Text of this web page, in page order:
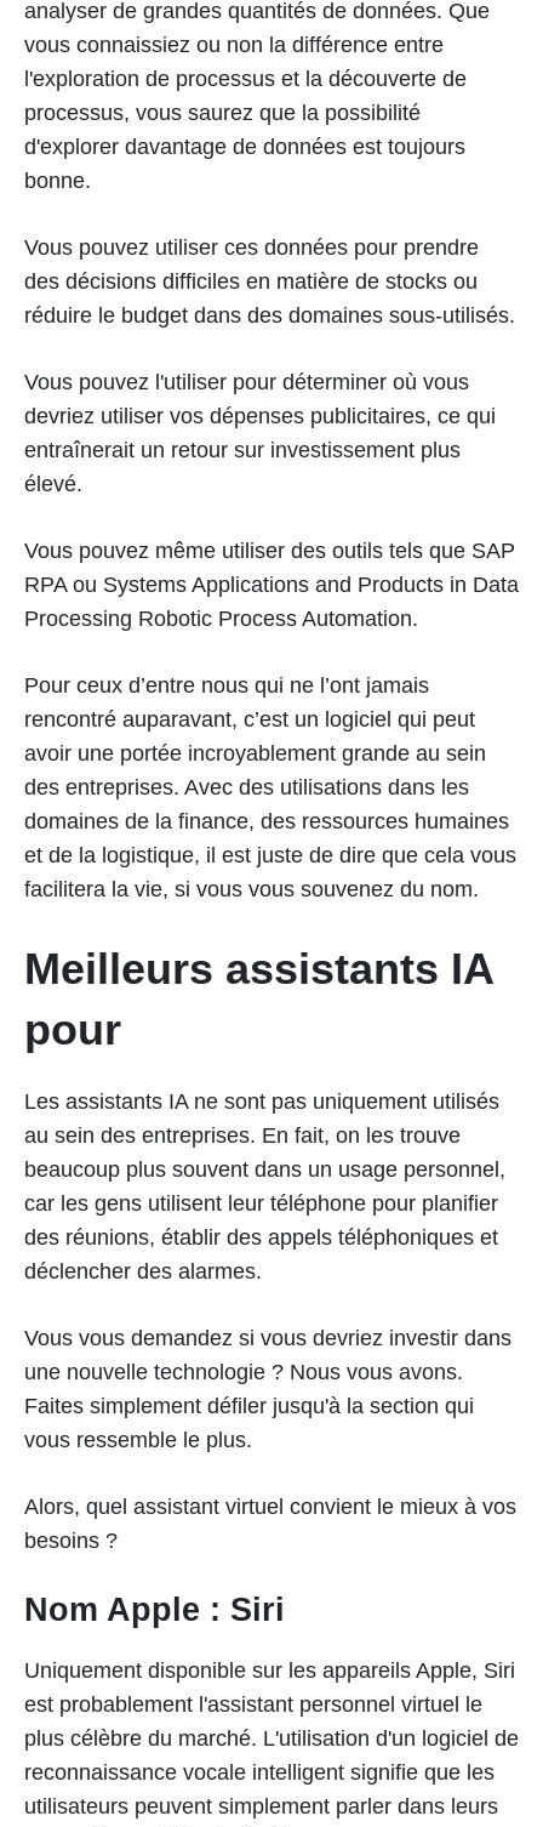
analyser de grandes quantités de données. Que
vous connaissiez ou non la différence entre
l'exploration de processus et la découverte de
processus, vous saurez que la possibilité
d'explorer davantage de données est toujours
bonne.
Vous pouvez utiliser ces données pour prendre
des décisions difficiles en matière de stocks ou
réduire le budget dans des domaines sous-utilisés.
Vous pouvez l'utiliser pour déterminer où vous
devriez utiliser vos dépenses publicitaires, ce qui
entraînerait un retour sur investissement plus
élevé.
Vous pouvez même utiliser des outils tels que SAP
RPA ou Systems Applications and Products in Data
Processing Robotic Process Automation.
Pour ceux d’entre nous qui ne l’ont jamais
rencontré auparavant, c’est un logiciel qui peut
avoir une portée incroyablement grande au sein
des entreprises. Avec des utilisations dans les
domaines de la finance, des ressources humaines
et de la logistique, il est juste de dire que cela vous
facilitera la vie, si vous vous souvenez du nom.
Meilleurs assistants IA
pour
Les assistants IA ne sont pas uniquement utilisés
au sein des entreprises. En fait, on les trouve
beaucoup plus souvent dans un usage personnel,
car les gens utilisent leur téléphone pour planifier
des réunions, établir des appels téléphoniques et
déclencher des alarmes.
Vous vous demandez si vous devriez investir dans
une nouvelle technologie ? Nous vous avons.
Faites simplement défiler jusqu'à la section qui
vous ressemble le plus.
Alors, quel assistant virtuel convient le mieux à vos
besoins ?
Nom Apple : Siri
Uniquement disponible sur les appareils Apple, Siri
est probablement l'assistant personnel virtuel le
plus célèbre du marché. L'utilisation d'un logiciel de
reconnaissance vocale intelligent signifie que les
utilisateurs peuvent simplement parler dans leurs